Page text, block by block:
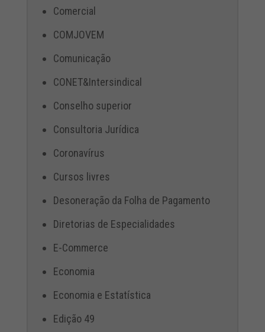
Comercial
COMJOVEM
Comunicação
CONET&Intersindical
Conselho superior
Consultoria Jurídica
Coronavírus
Cursos livres
Desoneração da Folha de Pagamento
Diretorias de Especialidades
E-Commerce
Economia
Economia e Estatística
Edição 49